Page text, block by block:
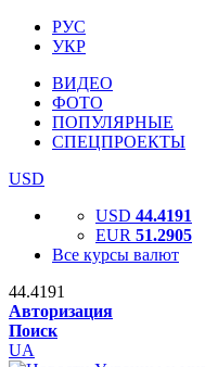
РУС
УКР
ВИДЕО
ФОТО
ПОПУЛЯРНЫЕ
СПЕЦПРОЕКТЫ
USD
USD 44.4191
EUR 51.2905
Все курсы валют
44.4191
Авторизация
Поиск
UA